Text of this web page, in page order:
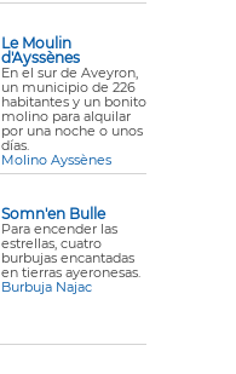
Le Moulin
d'Ayssènes
En el sur de Aveyron,
un municipio de 226
habitantes y un bonito
molino para alquilar
por una noche o unos
días.
Molino Ayssènes
Somn'en Bulle
Para encender las
estrellas, cuatro
burbujas encantadas
en tierras ayeronesas.
Burbuja Najac